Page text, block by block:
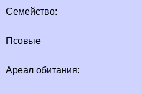
Семейство:
Псовые
Ареал обитания: